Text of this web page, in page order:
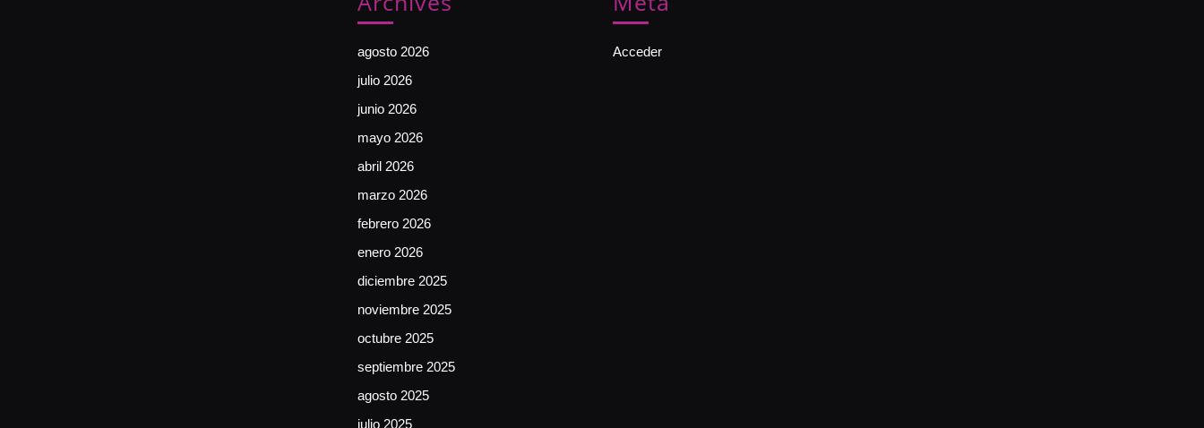
agosto 2026
julio 2026
junio 2026
mayo 2026
abril 2026
marzo 2026
febrero 2026
enero 2026
diciembre 2025
noviembre 2025
octubre 2025
septiembre 2025
agosto 2025
julio 2025
Acceder